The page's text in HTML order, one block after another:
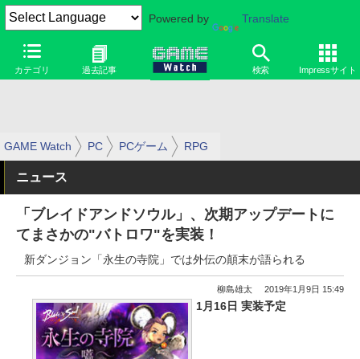
Powered by Translate
カテゴリ 過去記事 検索 Impressサイト
GAME Watch PC PCゲーム RPG
ニュース
「ブレイドアンドソウル」、次期アップデートに
てまさかの"バトロワ"を実装！
新ダンジョン「永生の寺院」では外伝の顛末が語られる
柳島雄太 2019年1月9日 15:49
1月16日 実装予定